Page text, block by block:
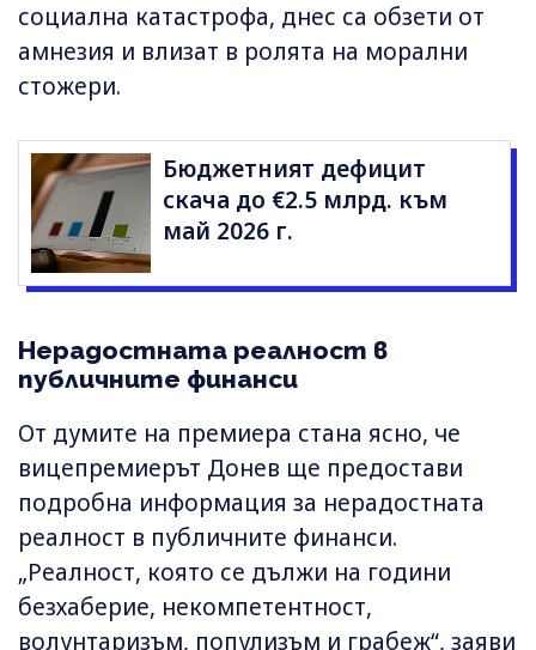
социална катастрофа, днес са обзети от
амнезия и влизат в ролята на морални
стожери.
Бюджетният дефицит
скача до €2.5 млрд. към
май 2026 г.
Нерадостната реалност в
публичните финанси
От думите на премиера стана ясно, че
вицепремиерът Донев ще предостави
подробна информация за нерадостната
реалност в публичните финанси.
„Реалност, която се дължи на години
безхаберие, некомпетентност,
волунтаризъм, популизъм и грабеж“, заяви